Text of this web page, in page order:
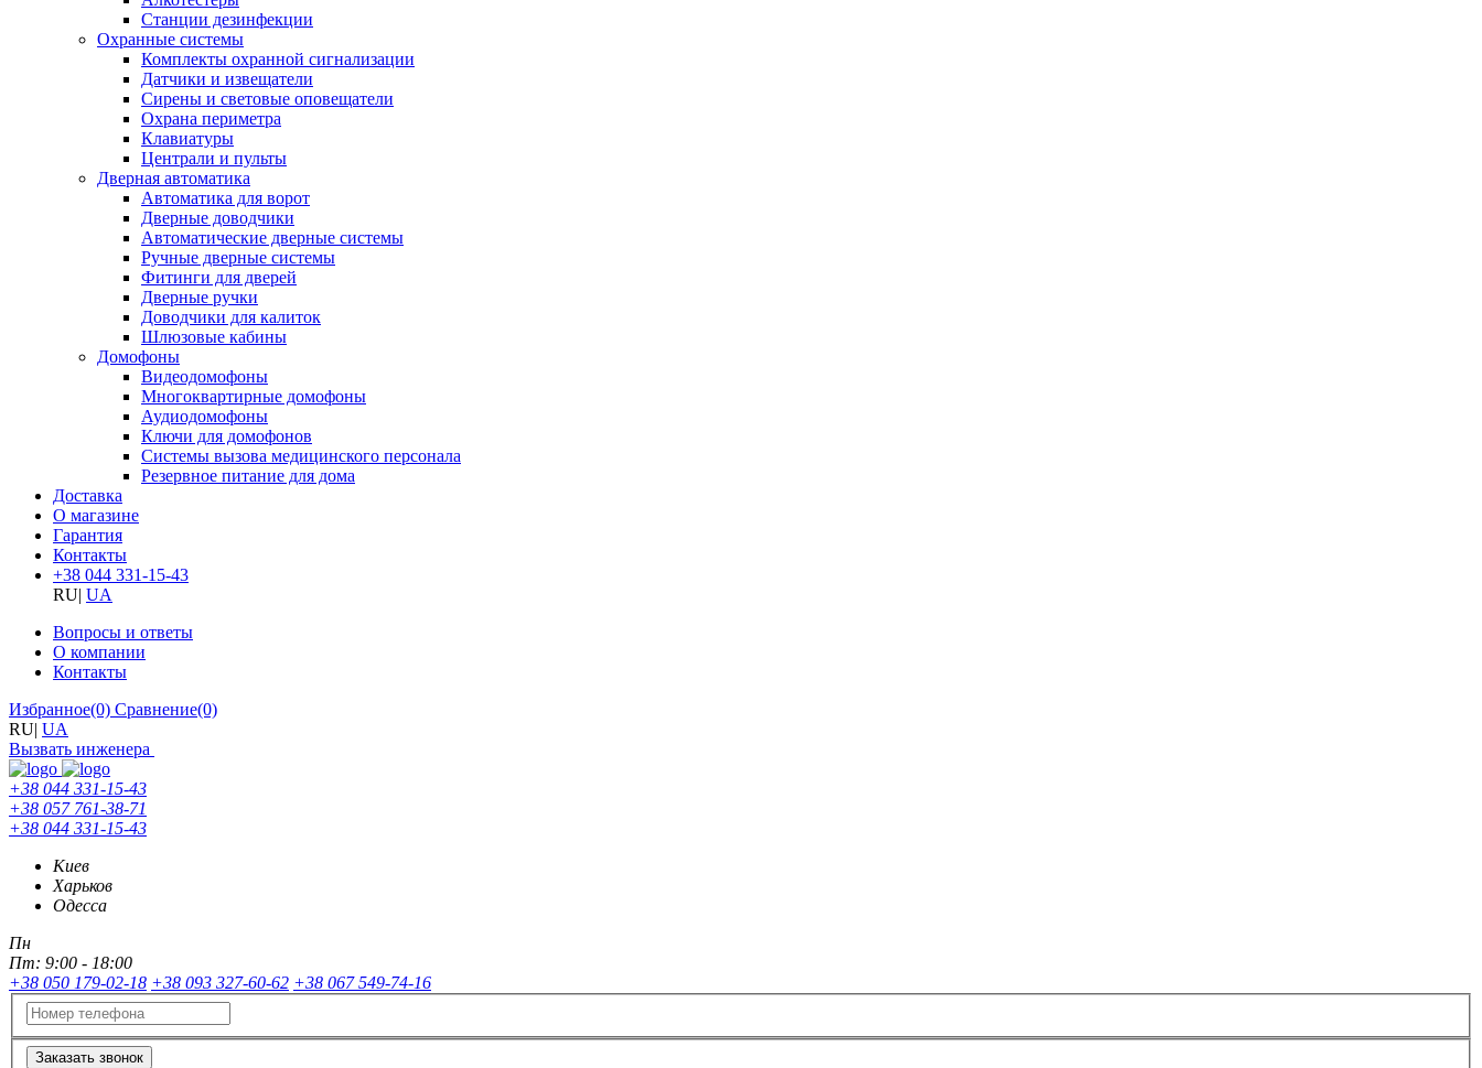
Станции дезинфекции
Охранные системы
Комплекты охранной сигнализации
Датчики и извещатели
Сирены и световые оповещатели
Охрана периметра
Клавиатуры
Централи и пульты
Дверная автоматика
Автоматика для ворот
Дверные доводчики
Автоматические дверные системы
Ручные дверные системы
Фитинги для дверей
Дверные ручки
Доводчики для калиток
Шлюзовые кабины
Домофоны
Видеодомофоны
Многоквартирные домофоны
Аудиодомофоны
Ключи для домофонов
Системы вызова медицинского персонала
Резервное питание для дома
Доставка
О магазине
Гарантия
Контакты
+38 044 331-15-43
RU| UA
Вопросы и ответы
О компании
Контакты
Избранное(0) Сравнение(0)
RU| UA
Вызвать инженера
+38 044 331-15-43
+38 057 761-38-71
+38 044 331-15-43
Киев
Харьков
Одесса
Пн
Пт: 9:00 - 18:00
+38 050 179-02-18 +38 093 327-60-62 +38 067 549-74-16
Заказать звонок